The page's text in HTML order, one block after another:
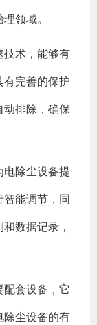
领域。
技术，能够有
完善的保护
排除，确保
除尘设备提
能调节，同
数据记录，
套设备，它
除尘设备的有